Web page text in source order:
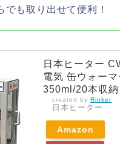
でも取り出せて便利！
日本ヒーター
電気 缶ウォー
350ml/20本収納
created by Rinker
日本ヒーター
Amazon